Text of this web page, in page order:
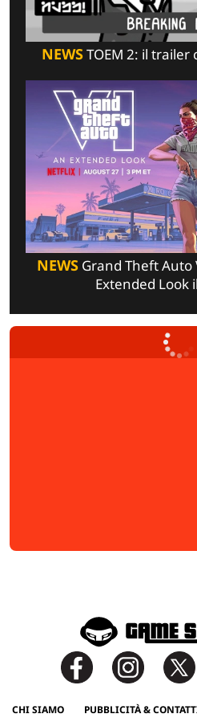
NEWSTOEM 2: il trailer
NEWS Grand Theft Auto
Extended Look
CHI SIAMO PUBBLICITÀ &